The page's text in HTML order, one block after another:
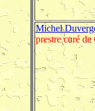
Michel
prestre curé